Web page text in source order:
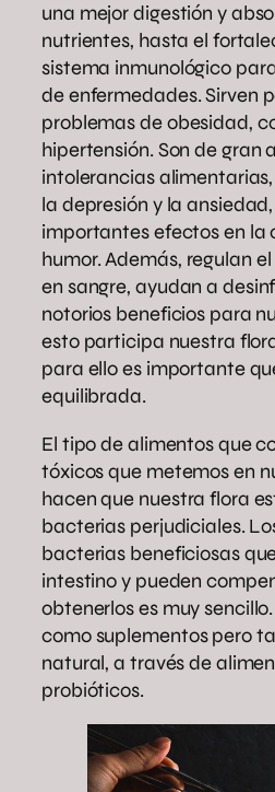
una mejor digestión y
nutrientes, hasta el
sistema inmunológico
de enfermedades. Sirven
problemas de obesidad,
hipertensión. Son de gran
intolerancias
la depresión y la
importantes efectos en la
humor. Además, regulan
en sangre, ayudan a
notorios beneficios para
esto participa nuestra
para ello es importante
equilibrada.
El tipo de alimentos que
tóxicos que metemos en
hacen que nuestra flora
bacterias perjudiciales.
bacterias beneficiosas
intestino y pueden
obtenerlos es muy
como suplementos pero
natural, a través de
probióticos.